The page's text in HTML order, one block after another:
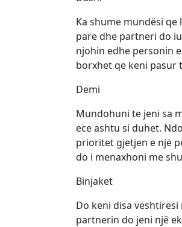
Ka shume mundësi
pare dhe partneri do
njohin edhe personin
borxhet qe keni pasur
Demi
Mundohuni te jeni sa
ece ashtu si duhet.
prioritet gjetjen e një
do i menaxhoni me
Binjaket
Do keni disa
partnerin do jeni një